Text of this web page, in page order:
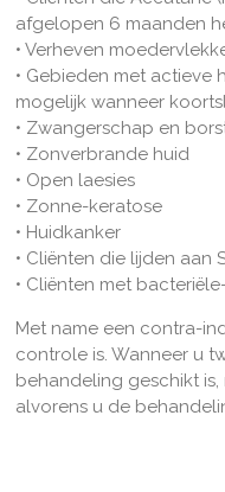
afgelopen 6 maanden
• Verheven
• Gebieden met actieve
mogelijk wanneer
• Zwangerschap en
• Zonverbrande huid
• Open laesies
• Zonne-keratose
• Huidkanker
• Cliënten die lijden aan
• Cliënten met
Met name een contra-
controle is. Wanneer u
behandeling geschikt
alvorens u de